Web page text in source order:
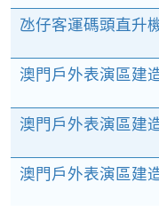
氹仔客運碼頭直升
澳門戶外表演區建
澳門戶外表演區建
澳門戶外表演區建